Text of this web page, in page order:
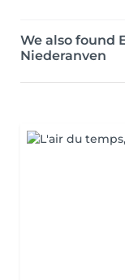
We also found
Niederanven